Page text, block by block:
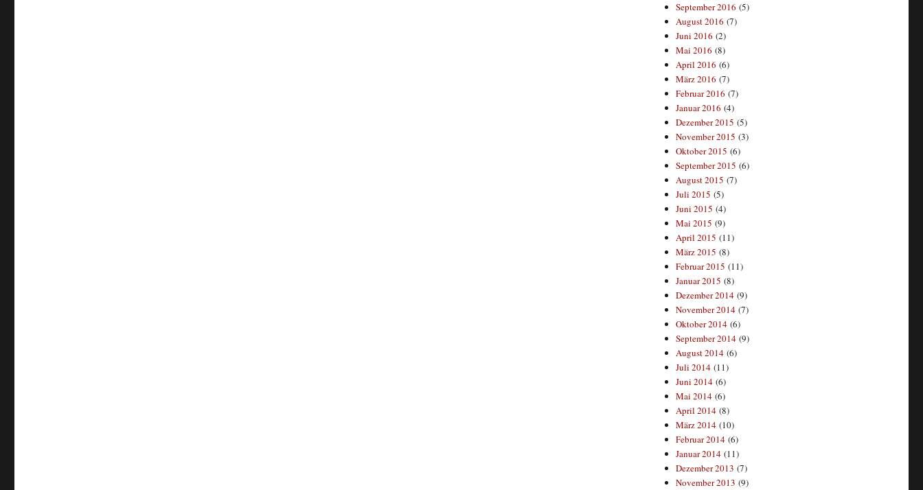
September 2016 (5)
August 2016 (7)
Juni 2016 (2)
Mai 2016 (8)
April 2016 (6)
März 2016 (7)
Februar 2016 (7)
Januar 2016 (4)
Dezember 2015 (5)
November 2015 (3)
Oktober 2015 (6)
September 2015 (6)
August 2015 (7)
Juli 2015 (5)
Juni 2015 (4)
Mai 2015 (9)
April 2015 (11)
März 2015 (8)
Februar 2015 (11)
Januar 2015 (8)
Dezember 2014 (9)
November 2014 (7)
Oktober 2014 (6)
September 2014 (9)
August 2014 (6)
Juli 2014 (11)
Juni 2014 (6)
Mai 2014 (6)
April 2014 (8)
März 2014 (10)
Februar 2014 (6)
Januar 2014 (11)
Dezember 2013 (7)
November 2013 (9)